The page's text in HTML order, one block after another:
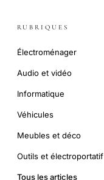
RUBRIQUES
Électroménager
Audio et vidéo
Informatique
Véhicules
Meubles et déco
Outils et électroportatif
Tous les articles